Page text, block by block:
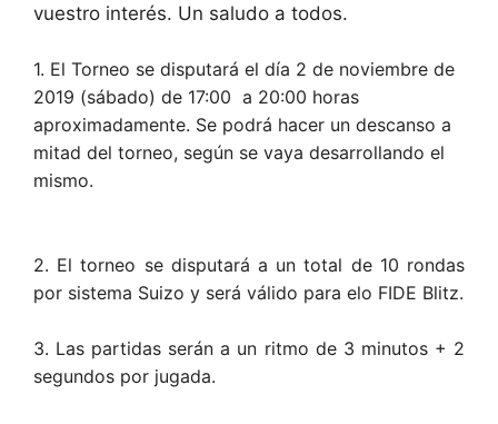
vuestro interés. Un saludo a todos.
1. El Torneo se disputará el día 2 de noviembre de
2019 (sábado) de 17:00 a 20:00 horas
aproximadamente. Se podrá hacer un descanso a
mitad del torneo, según se vaya desarrollando el
mismo.
2. El torneo se disputará a un total de 10 rondas
por sistema Suizo y será válido para elo FIDE Blitz.
3. Las partidas serán a un ritmo de 3 minutos + 2
segundos por jugada.